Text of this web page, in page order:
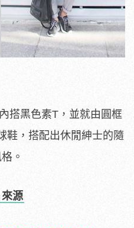
搭黑色素T，並就由圓框
鞋，搭配出休閒紳士的隨
。
來源